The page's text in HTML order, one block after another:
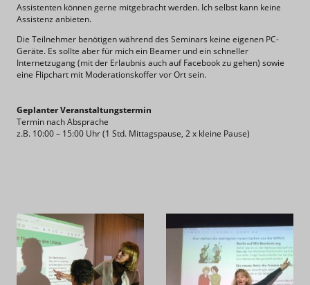
Assistenten können gerne mitgebracht werden. Ich selbst kann keine
Assistenz anbieten.
Die Teilnehmer benötigen während des Seminars keine eigenen PC-
Geräte. Es sollte aber für mich ein Beamer und ein schneller
Internetzugang (mit der Erlaubnis auch auf Facebook zu gehen) sowie
eine Flipchart mit Moderationskoffer vor Ort sein.
Geplanter Veranstaltungstermin
Termin nach Absprache
z.B. 10:00 – 15:00 Uhr (1 Std. Mittagspause, 2 x kleine Pause)